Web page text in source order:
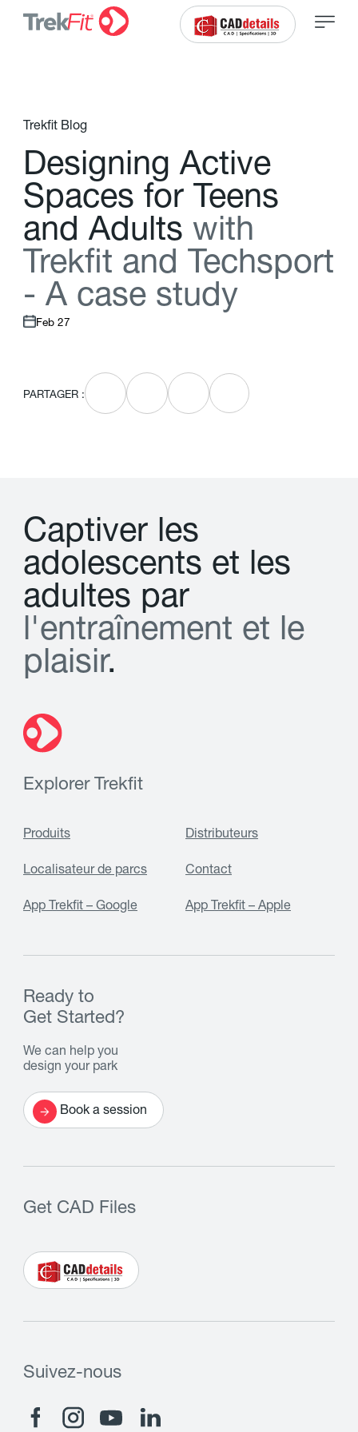
Trekfit Blog
Designing Active
Spaces for Teens
and Adults with
Trekft and Techsport
- A case study
Feb 27
PARTAGER :
Captiver les
adolescents et les
adultes par
l'entraînement et le
plaisir.
Explorer Trekfit
Produits Distributeurs
Localisateur de parcs Contact
App Trekfit – Google App Trekfit – Apple
Ready to
Get Started?
We can help you
design your park
Book a session
Get CAD Files
Suivez-nous